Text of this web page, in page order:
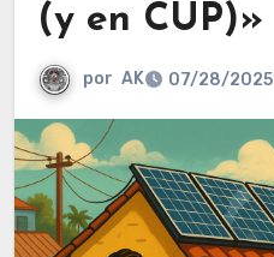
(y en CUP)»
por AK 07/28/2025